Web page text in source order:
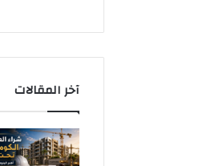
آخر المقالات